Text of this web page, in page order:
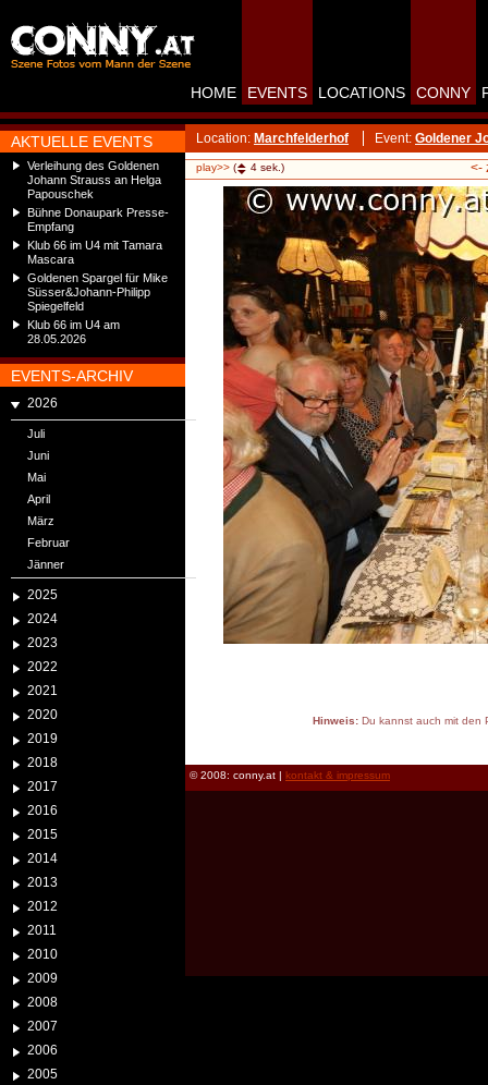
AKTUELLE EVENTS
Verleihung des Goldenen
Johann Strauss an Helga
Papouschek
Bühne Donaupark Presse-
Empfang
Klub 66 im U4 mit Tamara
Mascara
Goldenen Spargel für Mike
Süsser&Johann-Philipp
Spiegelfeld
Klub 66 im U4 am
28.05.2026
EVENTS-ARCHIV
2026
Juli
Juni
Mai
April
März
Februar
Jänner
2025
2024
2023
2022
2021
2020
2019
2018
2017
2016
2015
2014
2013
2012
2011
2010
2009
2008
2007
2006
2005
HOME EVENTS LOCATIONS CONNY
Location: Marchfelderhof Event: Goldener
play>> ( 4 sek.) <-
Hinweis:Du kannst auch mit den
© 2008: conny.at | kontakt & impressum